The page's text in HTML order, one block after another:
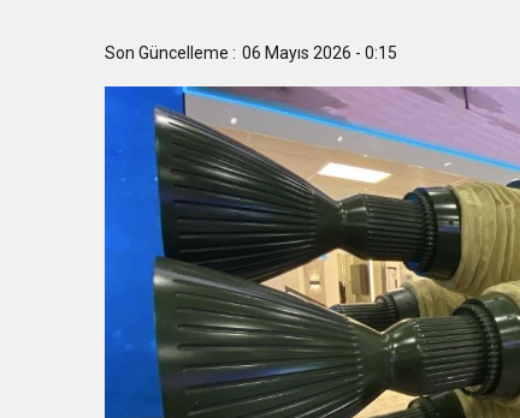
14:32
14:28 Büyükşehir’den
14:24 BAŞKAN VEKİLİ
14:21 BÜYÜKŞEHİR’DEN
16:33 İLKLERİN
18:55 Başkan Aydın
Son Güncelleme : 06 Mayıs 2026 - 0:15